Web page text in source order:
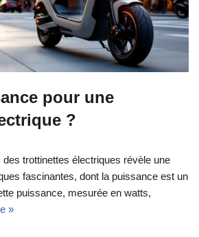
pour une
?
des trottinettes électriques révèle une
fascinantes, dont la puissance est un
puissance, mesurée en watts,
»